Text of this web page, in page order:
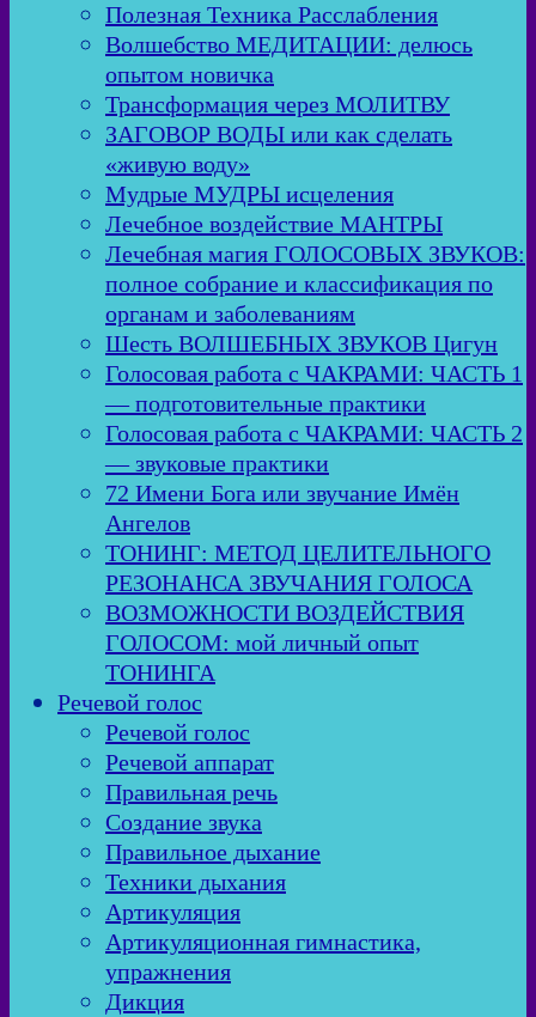
Полезная Техника Расслабления
Волшебство МЕДИТАЦИИ: делюсь
опытом новичка
Трансформация через МОЛИТВУ
ЗАГОВОР ВОДЫ или как сделать
«живую воду»
Мудрые МУДРЫ исцеления
Лечебное воздействие МАНТРЫ
Лечебная магия ГОЛОСОВЫХ ЗВУКОВ:
полное собрание и классификация по
органам и заболеваниям
Шесть ВОЛШЕБНЫХ ЗВУКОВ Цигун
Голосовая работа с ЧАКРАМИ: ЧАСТЬ 1
— подготовительные практики
Голосовая работа с ЧАКРАМИ: ЧАСТЬ 2
— звуковые практики
72 Имени Бога или звучание Имён
Ангелов
ТОНИНГ: МЕТОД ЦЕЛИТЕЛЬНОГО
РЕЗОНАНСА ЗВУЧАНИЯ ГОЛОСА
ВОЗМОЖНОСТИ ВОЗДЕЙСТВИЯ
ГОЛОСОМ: мой личный опыт
ТОНИНГА
Речевой голос
Речевой голос
Речевой аппарат
Правильная речь
Создание звука
Правильное дыхание
Техники дыхания
Артикуляция
Артикуляционная гимнастика,
упражнения
Дикция